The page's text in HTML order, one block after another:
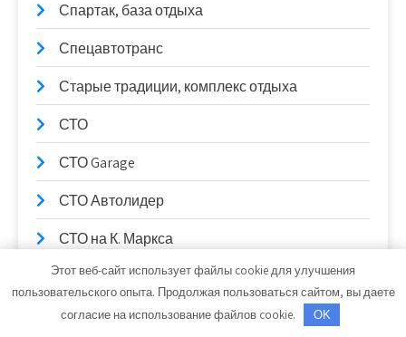
Спартак, база отдыха
Спецавтотранс
Старые традиции, комплекс отдыха
СТО
СТО Garage
СТО Автолидер
СТО на К. Маркса
СТО Трембачева
СТО_Евп
Этот веб-сайт использует файлы cookie для улучшения
пользовательского опыта. Продолжая пользоваться сайтом, вы даете
согласие на использование файлов cookie.
OK